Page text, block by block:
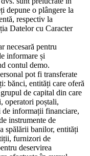
depune o plângere la
respectiv la
Datelor cu Caracter
necesară pentru
informare și
contul demo.
pot fi transferate
bănci, entități care oferă
de capital din care
operatori poștali,
de informații financiare,
instrumente de
spălării banilor, entități
furnizori de
deservirea